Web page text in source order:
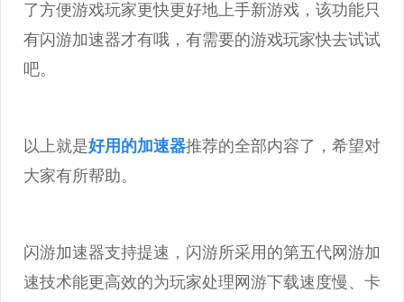
了方便游戏玩家更快更好地上手新游戏，该功能只
有闪游加速器才有哦，有需要的游戏玩家快去试试
吧。
以上就是好用的加速器推荐的全部内容了，希望对
大家有所帮助。
闪游加速器支持提速，闪游所采用的第五代网游加
速技术能更高效的为玩家处理网游下载速度慢、卡